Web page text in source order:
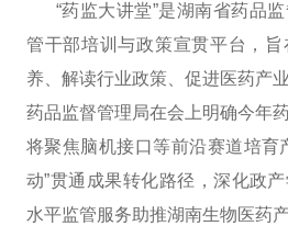
“药监大讲堂”是湖南省药品监
管干部培训与政策宣贯平台，
养、解读行业政策、促进医药产
药品监督管理局在会上明确今年
将聚焦脑机接口等前沿赛道培育
动”贯通成果转化路径，深化政
水平监管服务助推湖南生物医药